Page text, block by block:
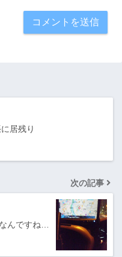
居残り
次の記事
んですね…